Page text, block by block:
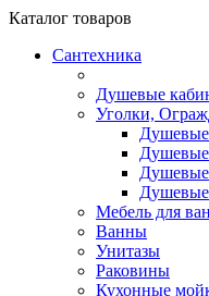
Каталог товаров
Сантехника
Душевые
Уголки,
Душевые
Душевые
Мебель для
Ванны
Унитазы
Раковины
Кухонные